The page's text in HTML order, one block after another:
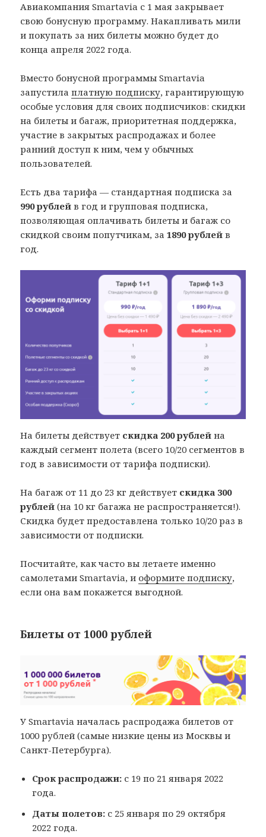
Авиакомпания Smartavia с 1 мая закрывает
свою бонусную программу. Накапливать мили
и покупать за них билеты можно будет до
конца апреля 2022 года.
Вместо бонусной программы Smartavia
запустилаплатную подписку, гарантирующую
особые условия для своих подписчиков: скидки
на билеты и багаж, приоритетная поддержка,
участие в закрытых распродажах и более
ранний доступ к ним, чем у обычных
пользователей.
Есть два тарифа — стандартная подписка за
990 рублей в год и групповая подписка,
позволяющая оплачивать билеты и багаж со
скидкой своим попутчикам, за1890 рублей в
год.
На билеты действует скидка 200 рублей на
каждый сегмент полета (всего 10/20 сегментов в
год в зависимости от тарифа подписки).
На багаж от 11 до 23 кг действует скидка 300
рублей (на 10 кг багажа не распространяется!).
Скидка будет предоставлена только 10/20 раз в
зависимости от подписки.
Посчитайте, как часто вы летаете именно
самолетами Smartavia, и оформите подписку,
если она вам покажется выгодной.
Билеты от 1000 рублей
У Smartavia началась распродажа билетов от
1000 рублей (самые низкие цены из Москвы и
Санкт-Петербурга).
Срок распродажи: с 19 по 21 января 2022
года.
Даты полетов: с 25 января по 29 октября
2022 года.